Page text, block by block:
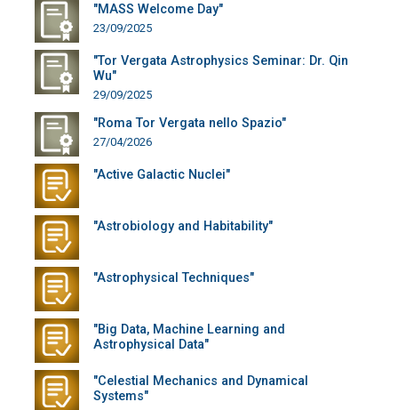
"MASS Welcome Day"
23/09/2025
"Tor Vergata Astrophysics Seminar: Dr. Qin
Wu"
29/09/2025
"Roma Tor Vergata nello Spazio"
27/04/2026
"Active Galactic Nuclei"
"Astrobiology and Habitability"
"Astrophysical Techniques"
"Big Data, Machine Learning and
Astrophysical Data"
"Celestial Mechanics and Dynamical
Systems"